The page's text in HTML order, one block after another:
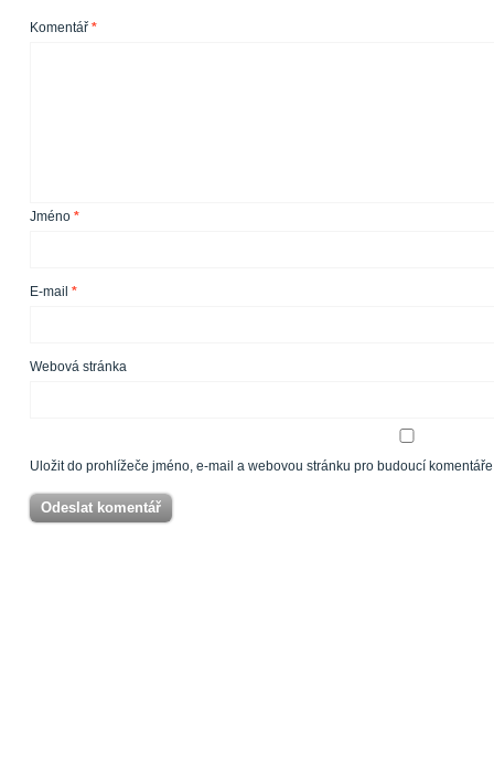
Komentář *
Jméno *
E-mail *
Webová stránka
Uložit do prohlížeče jméno, e-mail a webovou stránku pro budoucí